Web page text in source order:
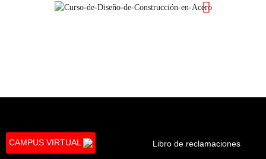
CAMPUS VIRTUAL Libro de reclamaciones